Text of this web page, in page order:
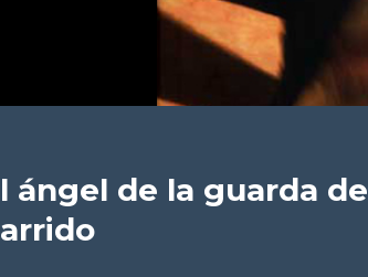
ángel de la guarda de